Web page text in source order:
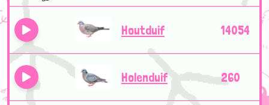
Houtduif 14054
Holenduif 260